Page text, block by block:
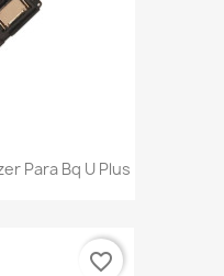
Para Bq U Plus
favorite_border